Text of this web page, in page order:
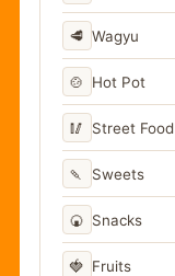
🥩 Wagyu
🍲 Hot Pot
🥢 Street Food
🍡 Sweets
🍘 Snacks
🍓 Fruits